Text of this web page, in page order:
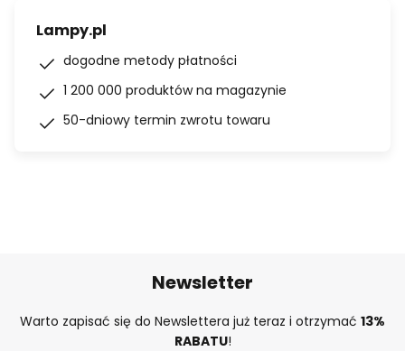
Lampy.pl
dogodne metody płatności
1 200 000 produktów na magazynie
50-dniowy termin zwrotu towaru
Newsletter
Warto zapisać się do Newslettera już teraz i otrzymać 13%
RABATU!